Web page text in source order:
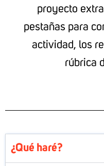
proyecto
pestañas para
actividad, los
rúbrica
¿Qué haré?